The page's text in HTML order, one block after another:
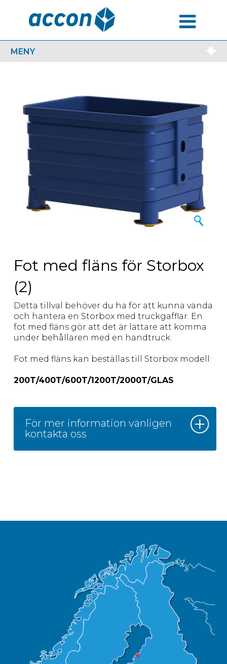
MENU
Fot med fläns för Storbox
(2)
Detta tillval behöver du ha för att kunna vända
och hantera en Storbox med truckgafflar. En
fot med fläns gör att det är lättare att komma
under behållaren med en handtruck.
Fot med fläns kan beställas till Storbox modell:
200T/400T/600T/1200T/2000T/GLAS
För mer information vänligen
kontakta oss
MENY